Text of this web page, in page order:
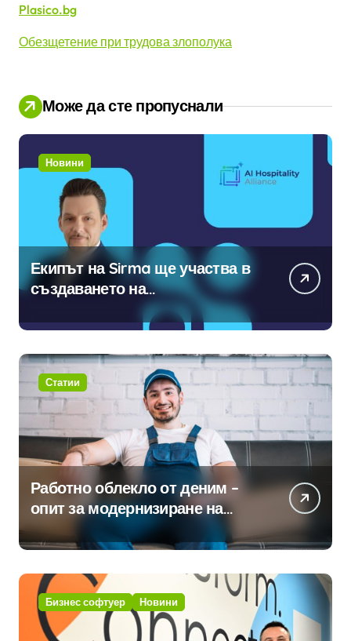
Plasico.bg
Обезщетение при трудова злополука
Може да сте пропуснали
Новини
Екипът на Sirma ще участва в
създаването на
международните стандарти за
навлизане на изкуствен
интелект в хотелиерството
Статии
Работно облекло от деним –
опит за модернизиране на
традицията
Бизнес софтуер Новини